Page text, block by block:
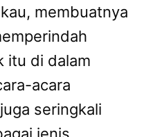
membuatnya
itu di dalam
acara
seringkali
jenis